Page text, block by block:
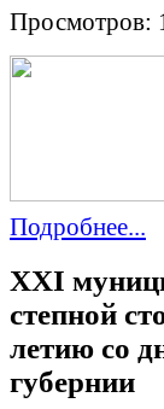
Просмотров:
Подробнее...
XXI
степной
летию со
губернии